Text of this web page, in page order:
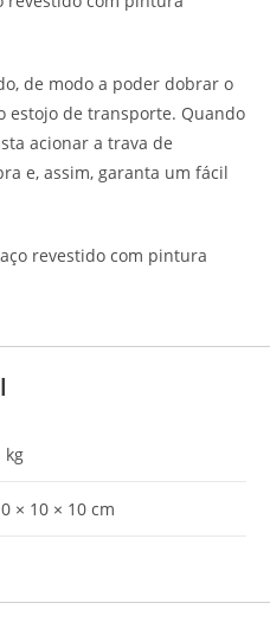
de modo a poder dobrar o
estojo de transporte. Quando
acionar a trava de
e, assim, garanta um fácil
revestido com pintura
kg
× 10 × 10 cm